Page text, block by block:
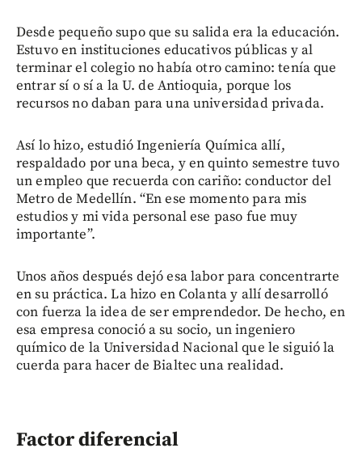
Desde pequeño supo que su salida era la educación.
Estuvo en instituciones educativos públicas y al
terminar el colegio no había otro camino: tenía que
entrar sí o sí a la U. de Antioquia, porque los
recursos no daban para una universidad privada.
Así lo hizo, estudió Ingeniería Química allí,
respaldado por una beca, y en quinto semestre tuvo
un empleo que recuerda con cariño: conductor del
Metro de Medellín. “En ese momento para mis
estudios y mi vida personal ese paso fue muy
importante”.
Unos años después dejó esa labor para concentrarte
en su práctica. La hizo en Colanta y allí desarrolló
con fuerza la idea de ser emprendedor. De hecho, en
esa empresa conoció a su socio, un ingeniero
químico de la Universidad Nacional que le siguió la
cuerda para hacer de Bialtec una realidad.
Factor diferencial